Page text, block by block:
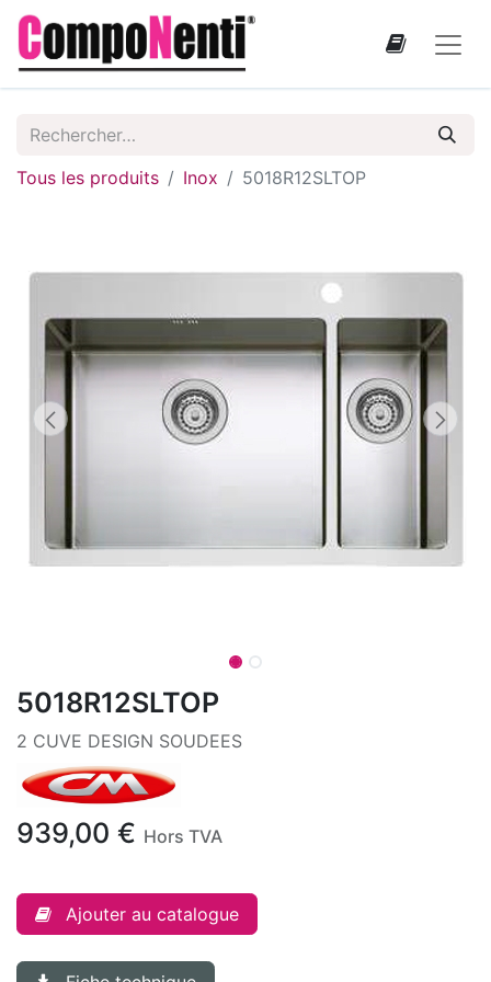
Tous les produits Inox 5018R12SLTOP
5018R12SLTOP
2 CUVE DESIGN SOUDEES
939,00 € Hors TVA
Ajouter au catalogue